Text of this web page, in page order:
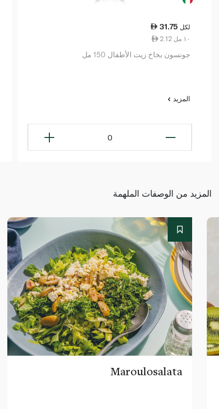
31.75 لكل
2.12 ١٠ مل
جونسون بخاخ زيت الأطفال 150 مل
المزيد
0
المزيد من الوصفات الملهمة
Maroulosalata